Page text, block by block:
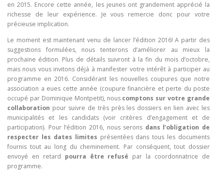
en 2015. Encore cette année, les jeunes ont grandement apprécié la
richesse de leur expérience. Je vous remercie donc pour votre
précieuse implication.
Le moment est maintenant venu de lancer l’édition 2016! A partir des
suggestions formulées, nous tenterons d’améliorer au mieux la
prochaine édition. Plus de détails suivront à la fin du mois d’octobre,
mais nous vous invitons déjà à manifester votre intérêt à participer au
programme en 2016. Considérant les nouvelles coupures que notre
association a eues cette année (coupure financière et perte du poste
occupé par Dominique Montpetit), nous comptons sur votre grande
collaboration pour suivre de très près les dossiers en lien avec les
municipalités et les candidats (voir critères d’engagement et de
participation). Pour l’édition 2016, nous serons dans l’obligation de
respecter les dates limites présentées dans tous les documents
fournis tout au long du cheminement. Par conséquent, tout dossier
envoyé en retard pourra être refusé par la coordonnatrice de
programme.